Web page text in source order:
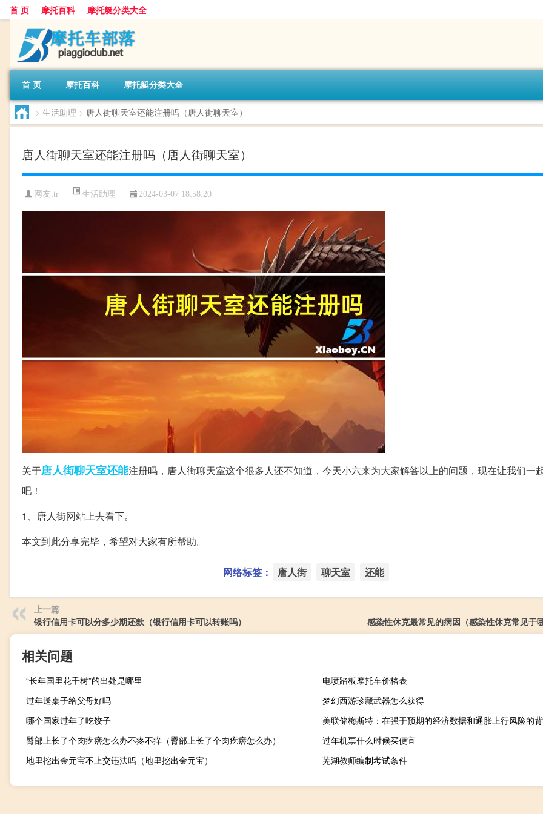
首 页 摩托百科 摩托艇分类大全
首 页 摩托百科 摩托艇分类大全
> 生活助理 > 唐人街聊天室还能注册吗（唐人街聊天室）
唐人街聊天室还能注册吗（唐人街聊天室）
网友:tr 生活助理 2024-03-07 18:58:20
关于唐人街聊天室还能注册吗，唐人街聊天室这个很多人还不知道，今天小六来为大家解答以上的问题，现在让我们一
吧！
1、唐人街网站上去看下。
本文到此分享完毕，希望对大家有所帮助。
网络标签： 唐人街 聊天室 还能
上一篇
银行信用卡可以分多少期还款（银行信用卡可以转账吗）
感染性休克最常见的病因（感染性休克常见于
相关问题
“长年国里花千树”的出处是哪里
电喷踏板摩托车价格表
过年送桌子给父母好吗
梦幻西游珍藏武器怎么获得
哪个国家过年了吃饺子
臀部上长了个肉疙瘩怎么办不疼不痒（臀部上长了个肉疙瘩怎么办）
过年机票什么时候买便宜
地里挖出金元宝不上交违法吗（地里挖出金元宝）
芜湖教师编制考试条件